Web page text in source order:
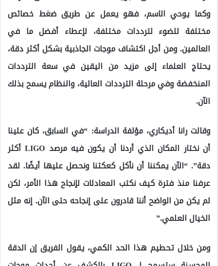
وكما يوحي الاسم، فهو يعمل عن طريق ضغط خصائص
مختلفة للضوء لترددات مختلفة، لإعطاء أفضل ما في
العالمين. ومن أجل اكتشاف موجات الجاذبية بشكل أكثر دقة،
يحتاج العلماء إلى مزيد من اليقين في سعة الترددات
المنخفضة وفي مرحلة الترددات العالية، والنظام يسمح بذلك
الآن.
وقالت رانا أديكاري، مؤلفة الدراسة: “في السابق، كان علينا
أن نختار المكان الذي أردنا أن يكون فيه مرصد LIGO أكثر
دقة”. “الآن يمكننا أن نأكل كعكتنا ونحصل عليها أيضًا. لقد
عرفنا منذ فترة كيف نكتب المعادلات لإنجاح هذا الأمر، لكن
لم يكن من الواضح أننا قادرون على إنجاحه حتى الآن. إنه مثل
الخيال العلمي.”
ومن خلال تحطيم هذا الحد الكمي، يقول الفريق إن الدقة